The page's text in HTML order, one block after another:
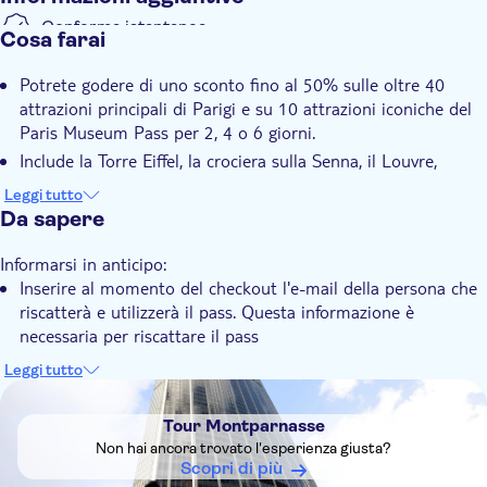
Esperienza di Notre Dame e della cripta archeologica
Colazione parigina al Cafe Louise
Tour autogestito dell'Opéra National de Paris
Palazzo di Versailles
... e molto altro ancora! Consultate la guidaper conoscere il
*Nota bene: i pass per bambini non includono il Paris Museum
Pass. La maggior parte dei musei è gratuita per i minori di 18
Conferma istantanea
Cosa farai
Potrete godere di uno sconto fino al 50% sulle oltre 40
attrazioni principali di Parigi e su 10 attrazioni iconiche del
Paris Museum Pass per 2, 4 o 6 giorni.
Include la Torre Eiffel, la crociera sulla Senna, il Louvre,
Versailles e molto altro ancora.
Scaricate la guida digitale per pianificare il vostro viaggio in
anticipo
Leggi tutto
Da sapere
Informarsi in anticipo:
Inserire al momento del checkout l'e-mail della persona che
riscatterà e utilizzerà il pass. Questa informazione è
necessaria per riscattare il pass
Massima flessibilità. Tutti i pass non utilizzati possono essere
annullati gratuitamente fino a 1 anno dalla data di acquisto.
L'elenco delle attrazioni può cambiare in qualsiasi momento
senza preavviso. Alcune attrazioni richiedono una
prenotazione o potrebbero essere temporaneamente non
Leggi tutto
DSA1Tour Montparnasse
Tour Montparnasse
Non hai ancora trovato l'esperienza giusta?
Scopri di più